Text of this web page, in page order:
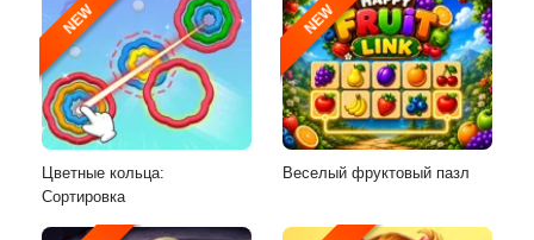
NEW
Цветные кольца:
Сортировка
NEW
Веселый фруктовый пазл